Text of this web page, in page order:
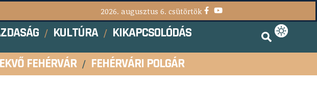
2026. augusztus 6. csütörtök
KULTÚRA
KIKAPCSOLÓDÁS
FEHÉRVÁR FEHÉRVÁRI POLGÁR